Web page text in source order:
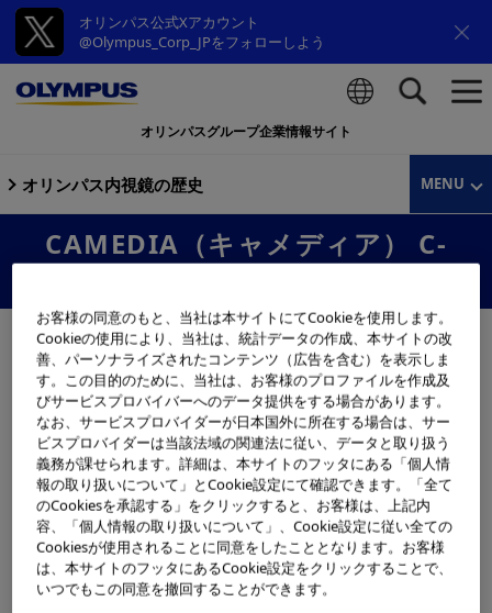
オリンパス公式Xアカウント
@Olympus_Corp_JPをフォローしよう
オリンパスグループ企業情報サイト
オリンパス内視鏡の歴史 MENU
CAMEDIA（キャメディア） C-
お客様の同意のもと、当社は本サイトにてCookieを使用します。
Cookieの使用により、当社は、統計データの作成、本サイトの改
善、パーソナライズされたコンテンツ（広告を含む）を表示しま
す。この目的のために、当社は、お客様のプロファイルを作成及
びサービスプロバイバーへのデータ提供をする場合があります。
なお、サービスプロバイダーが日本国外に所在する場合は、サー
ビスプロバイダーは当該法域の関連法に従い、データと取り扱う
義務が課せられます。詳細は、本サイトのフッタにある「個人情
報の取り扱いについて」とCookie設定にて確認できます。「全て
のCookiesを承認する」をクリックすると、お客様は、上記内
容、「個人情報の取り扱いについて」、Cookie設定に従い全ての
Cookiesが使用されることに同意をしたこととなります。お客様
は、本サイトのフッタにあるCookie設定をクリックすることで、
いつでもこの同意を撤回することができます。